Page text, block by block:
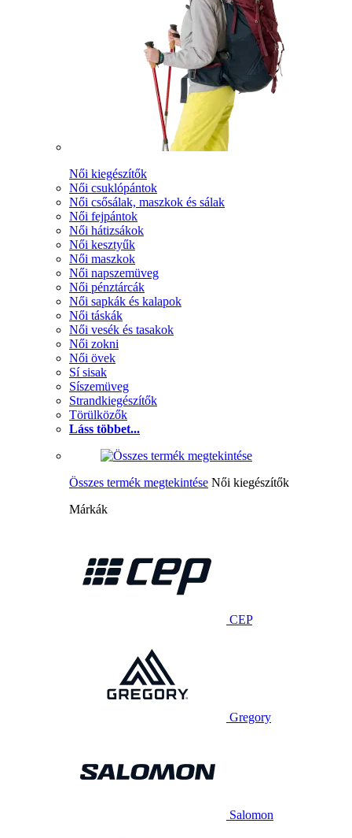
Női kiegészítők
Női csuklópántok
Női csősálak, maszkok és sálak
Női fejpántok
Női hátizsákok
Női kesztyűk
Női maszkok
Női napszemüveg
Női pénztárcák
Női sapkák és kalapok
Női táskák
Női vesék és tasakok
Női zokni
Női övek
Sí sisak
Síszemüveg
Strandkiegészítők
Törülközők
Láss többet...
Összes termék megtekintése Női kiegészítők
Márkák
CEP
Gregory
Salomon